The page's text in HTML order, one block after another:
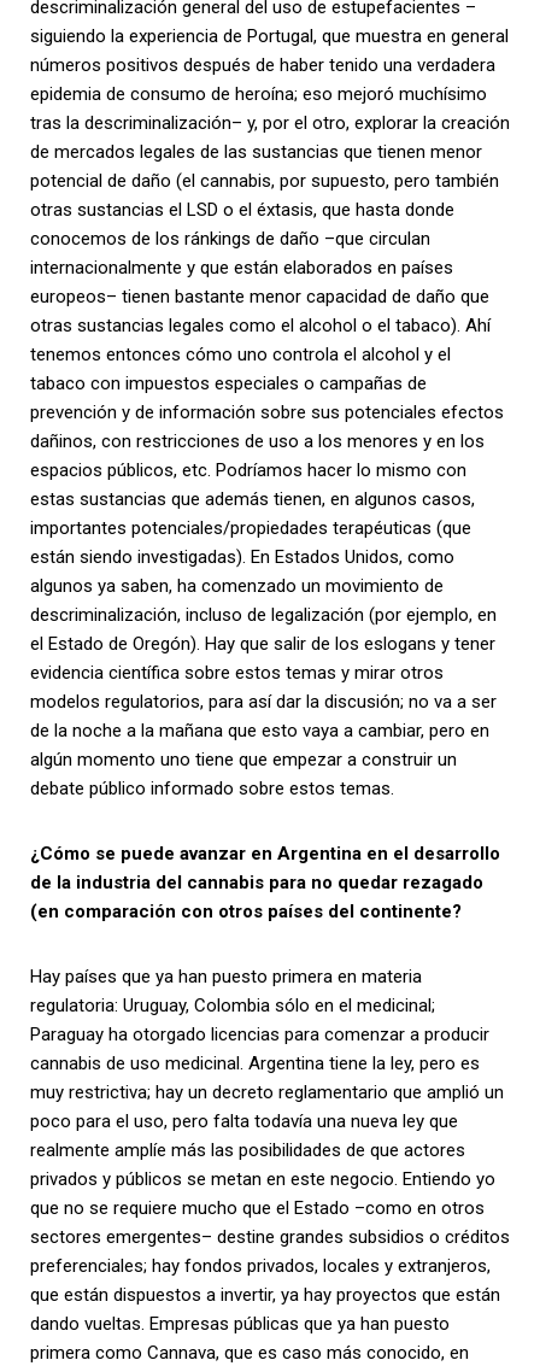
descriminalización general del uso de estupefacientes –
siguiendo la experiencia de Portugal, que muestra en general
números positivos después de haber tenido una verdadera
epidemia de consumo de heroína; eso mejoró muchísimo
tras la descriminalización– y, por el otro, explorar la creación
de mercados legales de las sustancias que tienen menor
potencial de daño (el cannabis, por supuesto, pero también
otras sustancias el LSD o el éxtasis, que hasta donde
conocemos de los ránkings de daño –que circulan
internacionalmente y que están elaborados en países
europeos– tienen bastante menor capacidad de daño que
otras sustancias legales como el alcohol o el tabaco). Ahí
tenemos entonces cómo uno controla el alcohol y el
tabaco con impuestos especiales o campañas de
prevención y de información sobre sus potenciales efectos
dañinos, con restricciones de uso a los menores y en los
espacios públicos, etc. Podríamos hacer lo mismo con
estas sustancias que además tienen, en algunos casos,
importantes potenciales/propiedades terapéuticas (que
están siendo investigadas). En Estados Unidos, como
algunos ya saben, ha comenzado un movimiento de
descriminalización, incluso de legalización (por ejemplo, en
el Estado de Oregón). Hay que salir de los eslogans y tener
evidencia científica sobre estos temas y mirar otros
modelos regulatorios, para así dar la discusión; no va a ser
de la noche a la mañana que esto vaya a cambiar, pero en
algún momento uno tiene que empezar a construir un
debate público informado sobre estos temas.
¿Cómo se puede avanzar en Argentina en el desarrollo
de la industria del cannabis para no quedar rezagado
(en comparación con otros países del continente?
Hay países que ya han puesto primera en materia
regulatoria: Uruguay, Colombia sólo en el medicinal;
Paraguay ha otorgado licencias para comenzar a producir
cannabis de uso medicinal. Argentina tiene la ley, pero es
muy restrictiva; hay un decreto reglamentario que amplió un
poco para el uso, pero falta todavía una nueva ley que
realmente amplíe más las posibilidades de que actores
privados y públicos se metan en este negocio. Entiendo yo
que no se requiere mucho que el Estado –como en otros
sectores emergentes– destine grandes subsidios o créditos
preferenciales; hay fondos privados, locales y extranjeros,
que están dispuestos a invertir, ya hay proyectos que están
dando vueltas. Empresas públicas que ya han puesto
primera como Cannava, que es caso más conocido, en